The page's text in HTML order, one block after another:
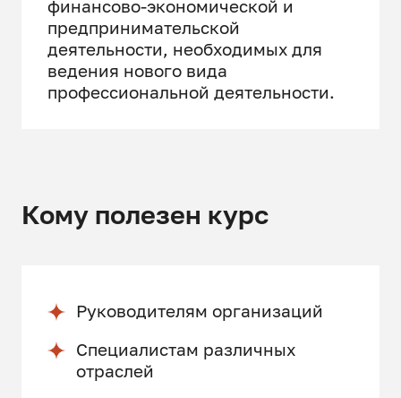
финансово-экономической и
предпринимательской
деятельности, необходимых для
ведения нового вида
профессиональной деятельности.
Кому полезен курс
Руководителям организаций
Специалистам различных
отраслей